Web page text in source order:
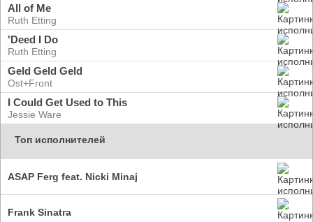
All of Me
Ruth Etting
'Deed I Do
Ruth Etting
Geld Geld Geld
Ost+Front
I Could Get Used to This
Jessie Ware
Топ исполнителей
ASAP Ferg feat. Nicki Minaj
Frank Sinatra